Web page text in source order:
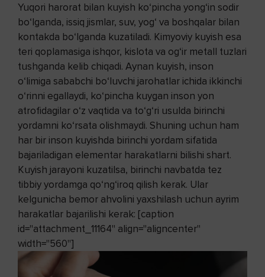
Yuqori harorat bilan kuyish ko‘pincha yong‘in sodir
bo‘lganda, issiq jismlar, suv, yog‘ va boshqalar bilan
kontakda bo‘lganda kuzatiladi. Kimyoviy kuyish esa
teri qoplamasiga ishqor, kislota va og‘ir metall tuzlari
tushganda kelib chiqadi. Aynan kuyish, inson
o‘limiga sababchi bo‘luvchi jarohatlar ichida ikkinchi
o‘rinni egallaydi, ko‘pincha kuygan inson yon
atrofidagilar o‘z vaqtida va to‘g‘ri usulda birinchi
yordamni ko‘rsata olishmaydi. Shuning uchun ham
har bir inson kuyishda birinchi yordam sifatida
bajariladigan elementar harakatlarni bilishi shart.
Kuyish jarayoni kuzatilsa, birinchi navbatda tez
tibbiy yordamga qo‘ng‘iroq qilish kerak. Ular
kelgunicha bemor ahvolini yaxshilash uchun ayrim
harakatlar bajarilishi kerak: [caption
id="attachment_11164" align="aligncenter"
width="560"]